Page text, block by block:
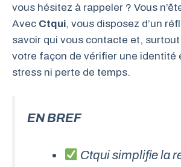
vous hésitez à rappeler ? Vous
Avec Ctqui, vous disposez d’un
savoir qui vous contacte et,
votre façon de vérifier une identité
stress ni perte de temps.
EN BREF
Ctqui simplifie la